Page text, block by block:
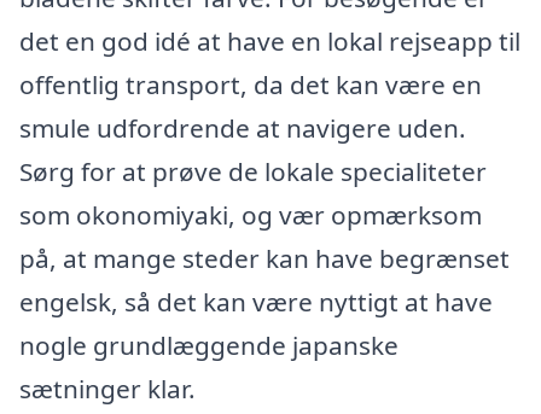
det en god idé at have en lokal rejseapp til
offentlig transport, da det kan være en
smule udfordrende at navigere uden.
Sørg for at prøve de lokale specialiteter
som okonomiyaki, og vær opmærksom
på, at mange steder kan have begrænset
engelsk, så det kan være nyttigt at have
nogle grundlæggende japanske
sætninger klar.